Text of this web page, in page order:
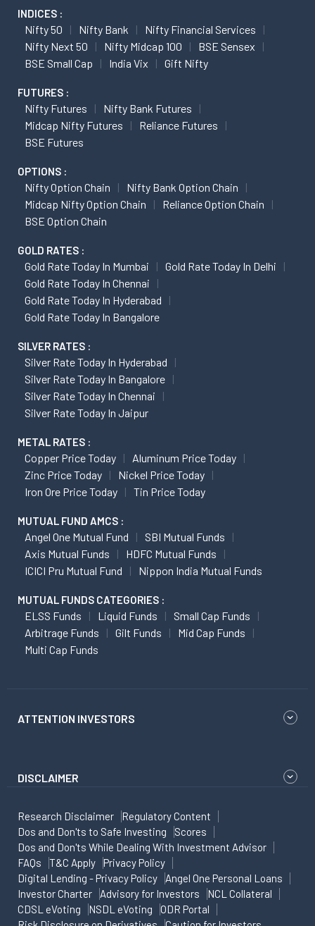
INDICES :
Nifty 50 Nifty Bank
Nifty Financial Services
Nifty Next 50
Nifty Midcap 100
BSE Sensex
BSE Small Cap
India Vix Gift Nifty
FUTURES :
Nifty Futures
Nifty Bank Futures
Midcap Nifty Futures
Reliance Futures
BSE Futures
OPTIONS :
Nifty Option Chain
Nifty Bank Option Chain
Midcap Nifty Option Chain
Reliance Option Chain
BSE Option Chain
GOLD RATES :
Gold Rate Today In Mumbai
Gold Rate Today In Delhi
Gold Rate Today In Chennai
Gold Rate Today In Hyderabad
Gold Rate Today In Bangalore
SILVER RATES :
Silver Rate Today In Hyderabad
Silver Rate Today In Bangalore
Silver Rate Today In Chennai
Silver Rate Today In Jaipur
METAL RATES :
Copper Price Today
Aluminum Price Today
Zinc Price Today
Nickel Price Today
Iron Ore Price Today
Tin Price Today
MUTUAL FUND AMCS :
Angel One Mutual Fund
SBI Mutual Funds
Axis Mutual Funds
HDFC Mutual Funds
ICICI Pru Mutual Fund
Nippon India Mutual Funds
MUTUAL FUNDS CATEGORIES :
ELSS Funds Liquid Funds
Small Cap Funds
Arbitrage Funds
Gilt Funds
Mid Cap Funds
Multi Cap Funds
ATTENTION INVESTORS
DISCLAIMER
Research Disclaimer
Regulatory Content
Dos and Don'ts to Safe Investing
Scores
Dos and Don'ts While Dealing With Investment Advisor
FAQs
T&C Apply
Privacy Policy
Digital Lending - Privacy Policy
Angel One Personal Loans
Investor Charter
Advisory for Investors
NCL Collateral
CDSL eVoting
NSDL eVoting
ODR Portal